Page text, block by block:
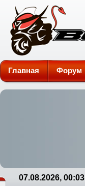
Burgman-Club
Главная Форум
07.08.2026, 00:03